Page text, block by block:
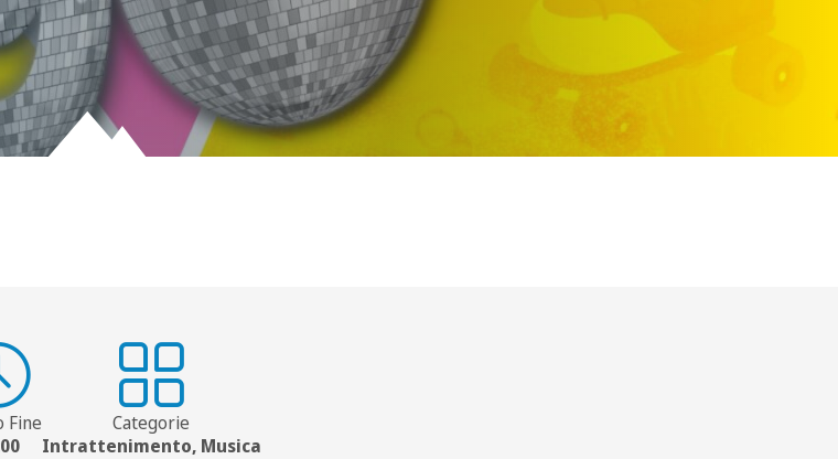
Fine
Categorie
Intrattenimento, Musica